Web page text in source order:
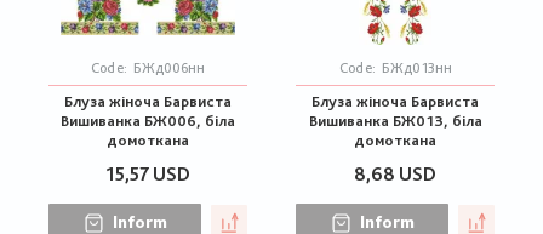
Code: БЖд006нн
Блуза жіноча Барвиста
Вишиванка БЖ006, біла
домоткана
15,57 USD
Inform
Code: БЖд013нн
Блуза жіноча Барвиста
Вишиванка БЖ013, біла
домоткана
8,68 USD
Inform